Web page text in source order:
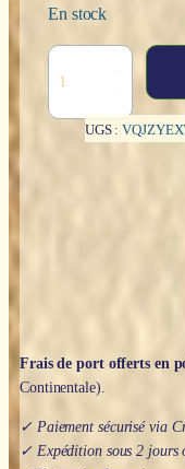
En stock
"Parfum
prémium"
UGS :
Frais de port offerts en
Continentale).
✓ Paiement sécurisé via
✓ Expédition sous 2 jours